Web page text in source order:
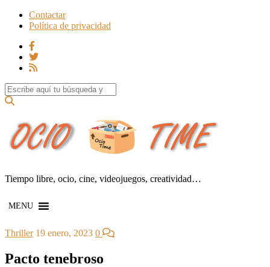
Contactar
Política de privacidad
Search for:
Tiempo libre, ocio, cine, videojuegos, creatividad…
MENU
Thriller 19 enero, 2023 0
Pacto tenebroso